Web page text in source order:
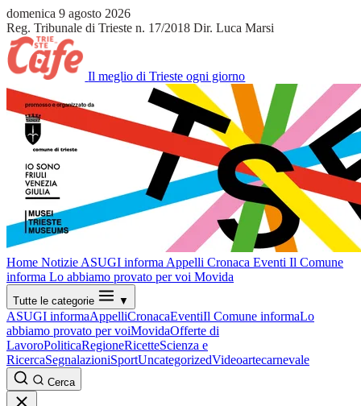
domenica 9 agosto 2026
Reg. Tribunale di Trieste n. 17/2018 Dir. Luca Marsi
Il meglio di Trieste ogni giorno
Home Notizie ASUGI informa Appelli Cronaca Eventi Il Comune
informa Lo abbiamo provato per voi Movida
Tutte le categorie ▼
ASUGI informaAppelliCronacaEventiIl Comune informaLo
abbiamo provato per voiMovidaOfferte di
LavoroPoliticaRegioneRicetteScienza e
RicercaSegnalazioniSportUncategorizedVideoartecarnevale
Cerca